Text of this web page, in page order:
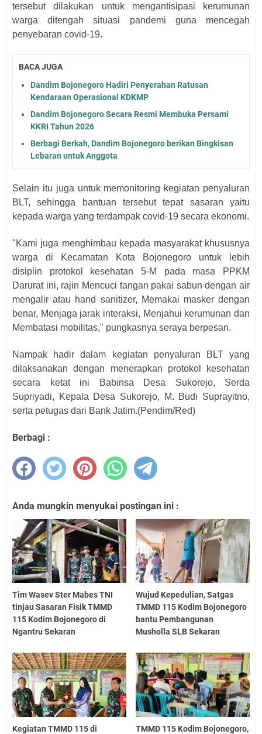
tersebut dilakukan untuk mengantisipasi kerumunan
warga ditengah situasi pandemi guna mencegah
penyebaran covid-19.
BACA JUGA
Dandim Bojonegoro Hadiri Penyerahan Ratusan
Kendaraan Operasional KDKMP
Dandim Bojonegoro Secara Resmi Membuka Persami
KKRI Tahun 2026
Berbagi Berkah, Dandim Bojonegoro berikan Bingkisan
Lebaran untuk Anggota
Selain itu juga untuk memonitoring kegiatan penyaluran
BLT, sehingga bantuan tersebut tepat sasaran yaitu
kepada warga yang terdampak covid-19 secara ekonomi.
"Kami juga menghimbau kepada masyarakat khususnya
warga di Kecamatan Kota Bojonegoro untuk lebih
disiplin protokol kesehatan 5-M pada masa PPKM
Darurat ini, rajin Mencuci tangan pakai sabun dengan air
mengalir atau hand sanitizer, Memakai masker dengan
benar, Menjaga jarak interaksi, Menjahui kerumunan dan
Membatasi mobilitas," pungkasnya seraya berpesan.
Nampak hadir dalam kegiatan penyaluran BLT yang
dilaksanakan dengan menerapkan protokol kesehatan
secara ketat ini Babinsa Desa Sukorejo, Serda
Supriyadi, Kepala Desa Sukorejo, M. Budi Suprayitno,
serta petugas dari Bank Jatim.(Pendim/Red)
Berbagi :
Anda mungkin menyukai postingan ini :
Tim Wasev Ster Mabes TNI
tinjau Sasaran Fisik TMMD
115 Kodim Bojonegoro di
Ngantru Sekaran
Wujud Kepedulian, Satgas
TMMD 115 Kodim Bojonegoro
bantu Pembangunan
Musholla SLB Sekaran
Kegiatan TMMD 115 di
TMMD 115 Kodim Bojonegoro,